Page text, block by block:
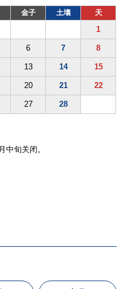
金子 土壤 天
1
6 7 8
13 14 15
20 21 22
27 28
中旬关闭。